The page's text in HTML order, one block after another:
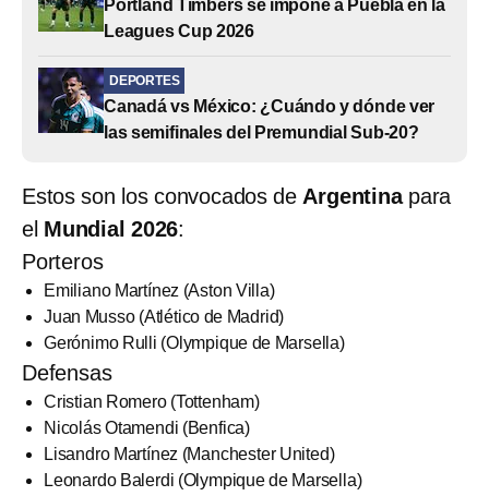
Portland Timbers se impone a Puebla en la
Leagues Cup 2026
DEPORTES
Canadá vs México: ¿Cuándo y dónde ver
las semifinales del Premundial Sub-20?
Estos son los convocados de Argentinapara
el Mundial 2026:
Porteros
Emiliano Martínez (Aston Villa)
Juan Musso (Atlético de Madrid)
Gerónimo Rulli (Olympique de Marsella)
Defensas
Cristian Romero (Tottenham)
Nicolás Otamendi (Benfica)
Lisandro Martínez (Manchester United)
Leonardo Balerdi (Olympique de Marsella)